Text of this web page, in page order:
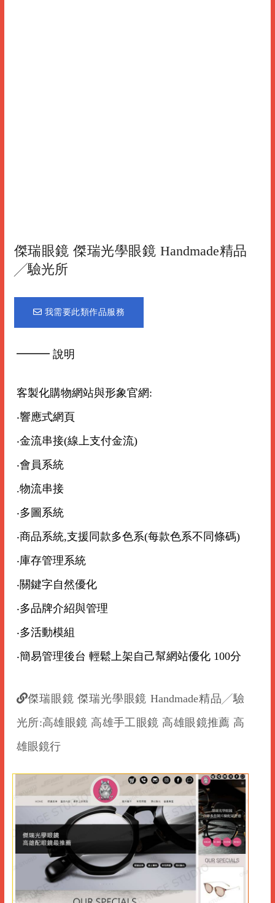
傑瑞眼鏡 傑瑞光學眼鏡 Handmade精品
╱驗光所
我需要此類作品服務
━━━ 說明
客製化購物網站與形象官網:
‧響應式網頁
‧金流串接(線上支付金流)
‧會員系統
.物流串接
‧多圖系統
‧商品系統,支援同款多色系(每款色系不同條碼)
‧庫存管理系統
‧關鍵字自然優化
‧多品牌介紹與管理
‧多活動模組
‧簡易管理後台 輕鬆上架自己幫網站優化 100分
傑瑞眼鏡 傑瑞光學眼鏡 Handmade精品╱驗
光所:高雄眼鏡 高雄手工眼鏡 高雄眼鏡推薦 高
雄眼鏡行